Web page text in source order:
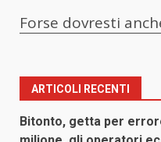
Forse dovresti
ARTICOLI RECENTI
Bitonto, getta per